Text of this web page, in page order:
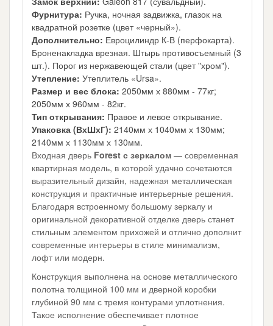
Фурнитура: Ручка, ночная задвижка, глазок на
квадратной розетке (цвет «черный»).
Дополнительно: Евроцилиндр К-В (перфокарта).
Броненакладка врезная. Штырь противосъемный (3
шт.). Порог из нержавеющей стали (цвет "хром").
Утепление: Утеплитель «Ursa».
Размер и вес блока: 2050мм х 880мм - 77кг;
2050мм х 960мм - 82кг.
Тип открывания: Правое и левое открывание.
Упаковка (ВхШхГ): 2140мм х 1040мм х 130мм;
2140мм х 1130мм х 130мм.
Входная дверь Forest с зеркалом — современная
квартирная модель, в которой удачно сочетаются
выразительный дизайн, надежная металлическая
конструкция и практичные интерьерные решения.
Благодаря встроенному большому зеркалу и
оригинальной декоративной отделке дверь станет
стильным элементом прихожей и отлично дополнит
современные интерьеры в стиле минимализм,
лофт или модерн.
Конструкция выполнена на основе металлического
полотна толщиной 100 мм и дверной коробки
глубиной 90 мм с тремя контурами уплотнения.
Такое исполнение обеспечивает плотное